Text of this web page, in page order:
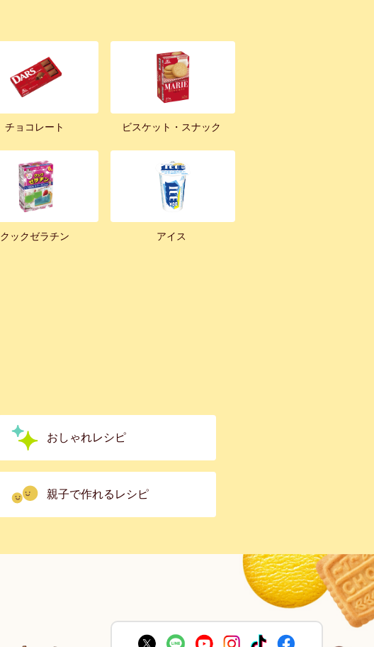
チョコレート ビスケット・スナック
クックゼラチン アイス
おしゃれレシピ
親子で作れるレシピ